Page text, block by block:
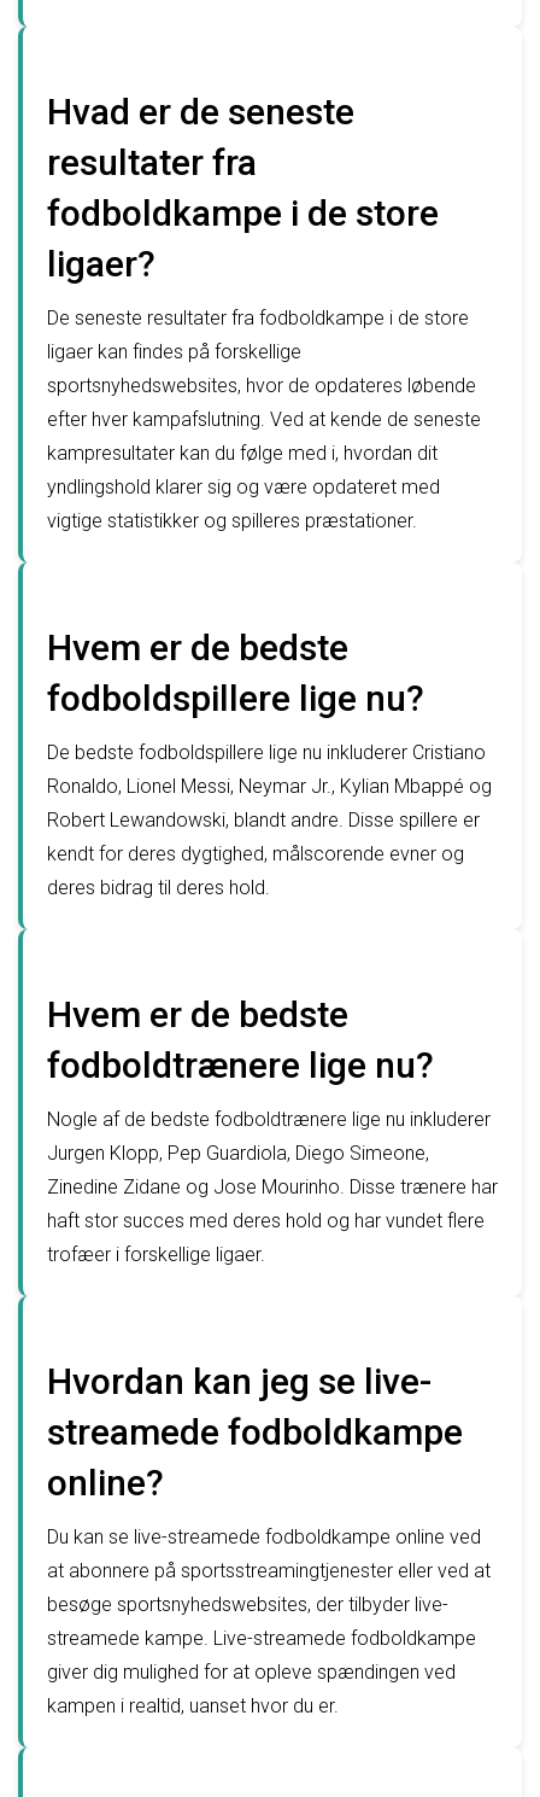
Hvad er de seneste
resultater fra
fodboldkampe i de store
ligaer?
De seneste resultater fra fodboldkampe i de store
ligaer kan findes på forskellige
sportsnyhedswebsites, hvor de opdateres løbende
efter hver kampafslutning. Ved at kende de seneste
kampresultater kan du følge med i, hvordan dit
yndlingshold klarer sig og være opdateret med
vigtige statistikker og spilleres præstationer.
Hvem er de bedste
fodboldspillere lige nu?
De bedste fodboldspillere lige nu inkluderer Cristiano
Ronaldo, Lionel Messi, Neymar Jr., Kylian Mbappé og
Robert Lewandowski, blandt andre. Disse spillere er
kendt for deres dygtighed, målscorende evner og
deres bidrag til deres hold.
Hvem er de bedste
fodboldtrænere lige nu?
Nogle af de bedste fodboldtrænere lige nu inkluderer
Jurgen Klopp, Pep Guardiola, Diego Simeone,
Zinedine Zidane og Jose Mourinho. Disse trænere har
haft stor succes med deres hold og har vundet flere
trofæer i forskellige ligaer.
Hvordan kan jeg se live-
streamede fodboldkampe
online?
Du kan se live-streamede fodboldkampe online ved
at abonnere på sportsstreamingtjenester eller ved at
besøge sportsnyhedswebsites, der tilbyder live-
streamede kampe. Live-streamede fodboldkampe
giver dig mulighed for at opleve spændingen ved
kampen i realtid, uanset hvor du er.